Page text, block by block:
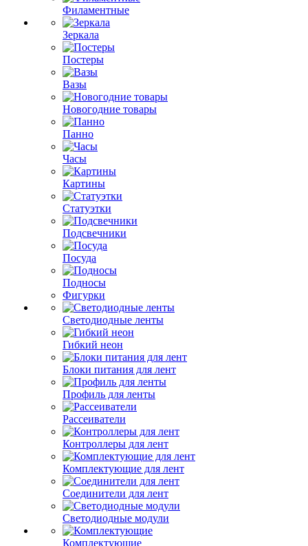
Филаментные
Зеркала
Постеры
Вазы
Новогодние товары
Панно
Часы
Картины
Статуэтки
Подсвечники
Посуда
Подносы
Фигурки
Светодиодные ленты
Гибкий неон
Блоки питания для лент
Профиль для ленты
Рассеиватели
Контроллеры для лент
Комплектующие для лент
Соединители для лент
Светодиодные модули
Комплектующие